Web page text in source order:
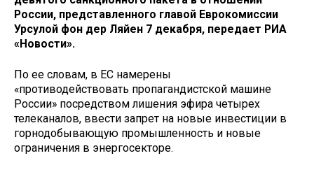
России, представленного главой Еврокомиссии
Урсулой фон дер Ляйен 7 декабря, передает РИА
«Новости».
По ее словам, в ЕС намерены
«противодействовать пропагандистской машине
России» посредством лишения эфира четырех
телеканалов, ввести запрет на новые инвестиции в
горнодобывающую промышленность и новые
ограничения в энергосекторе.